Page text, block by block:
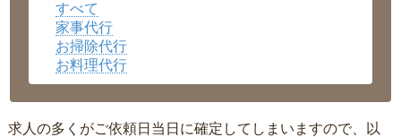
広島県
沖縄県 ▼
すべて
家事代行
お掃除代行
お料理代行
求人の多くがご依頼日当日に確定してしまいますので、以